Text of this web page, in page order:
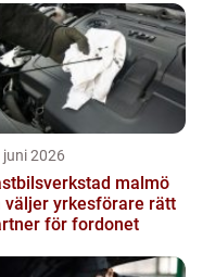
juni 2026
malmö
väljer yrkesförare rätt
för fordonet